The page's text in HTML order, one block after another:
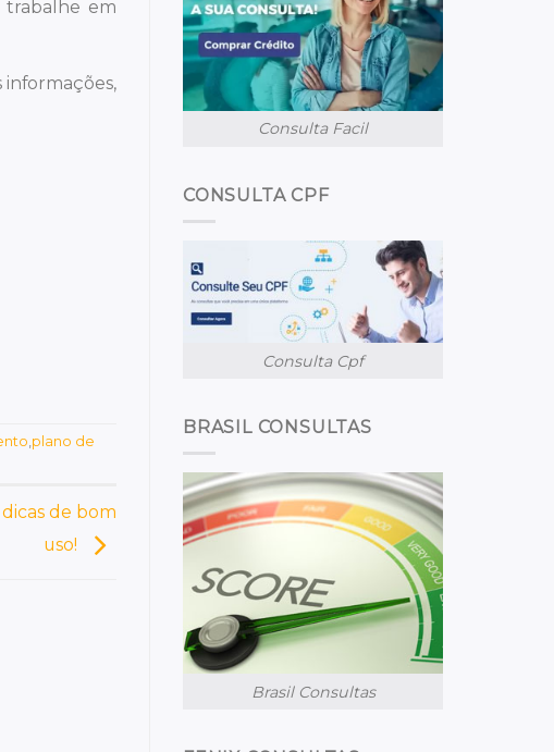
trabalhe em
informações,
,plano de
de bom
uso!
Consulta Facil
CONSULTA CPF
Consulta Cpf
BRASIL CONSULTAS
Brasil Consultas